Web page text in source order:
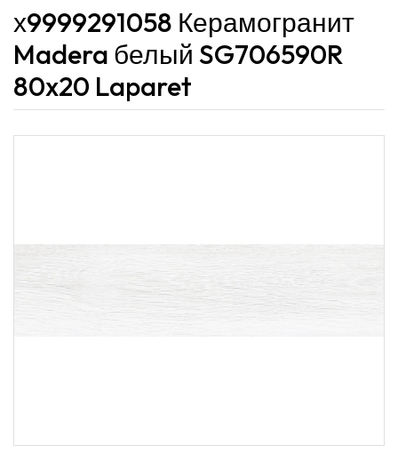
х9999291058 Керамогранит
Madera белый SG706590R
80x20 Laparet